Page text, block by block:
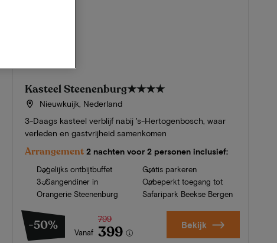
Kasteel Steenenburg★★★★
Nieuwkuijk, Nederland
3-Daags kasteel verblijf nabij 's-Hertogenbosch, waar
verleden en gastvrijheid samenkomen
Arrangement 2 nachten voor 2 personen inclusief:
Dagelijks ontbijtbuffet
3-Gangendiner in
Orangerie Steenenburg
Gratis parkeren
Onbeperkt toegang tot
Safaripark Beekse Bergen
-50% Vanaf
799
399 Bekijk